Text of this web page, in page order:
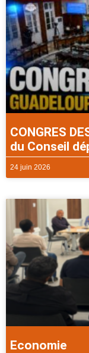
CONGRES
du Conseil
24 juin 2026
Economie